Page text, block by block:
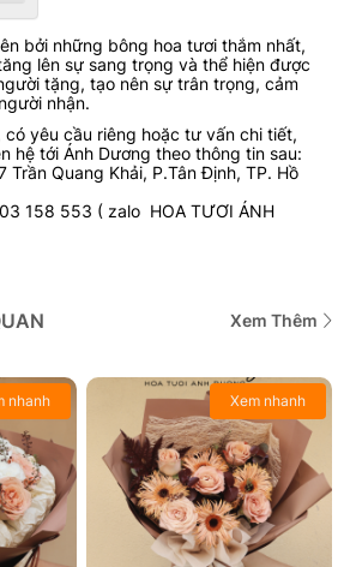
bởi những bông hoa tươi thắm nhất,
lên sự sang trọng và thể hiện được
tặng, tạo nên sự trân trọng, cảm
nhận.
yêu cầu riêng hoặc tư vấn chi tiết,
hệ tới Ánh Dương theo thông tin sau:
Quang Khải, P.Tân Định, TP. Hồ
158 553 ( zalo HOA TƯƠI ÁNH
Xem Thêm
nhanh Xem nhanh